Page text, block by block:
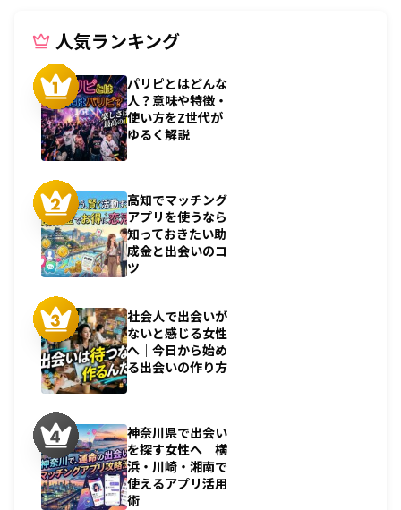
人気ランキング
パリピとはどんな
人？意味や特徴・
使い方をZ世代が
ゆるく解説
高知でマッチング
アプリを使うなら
知っておきたい助
成金と出会いのコ
ツ
社会人で出会いが
ないと感じる女性
へ｜今日から始め
る出会いの作り方
神奈川県で出会い
を探す女性へ｜横
浜・川崎・湘南で
使えるアプリ活用
術